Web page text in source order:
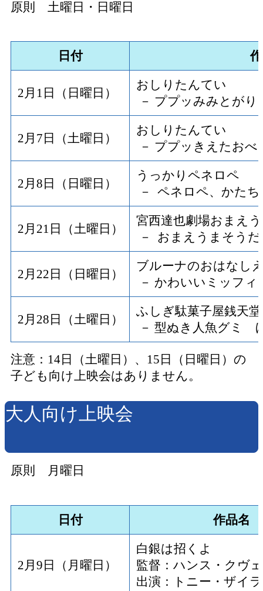
原則 土曜日・日曜日
日付
2月1日（日曜日）
おしりたんてい
－ ププッみみとが
2月7日（土曜日）
おしりたんてい
－ ププッきえたお
2月8日（日曜日）
うっかりペネロペ
－ ペネロペ、かた
2月21日（土曜日）
宮西達也劇場おまえ
－ おまえうまそう
2月22日（日曜日）
ブルーナのおはなし
－ かわいいミッフ
2月28日（土曜日）
ふしぎ駄菓子屋銭天堂
－ 型ぬき人魚グミ
注意：14日（土曜日）、15日（日曜日）の
子ども向け上映会はありません。
大人向け上映会
原則 月曜日
日付 作品名
2月9日（月曜日）
白銀は招くよ
監督：ハンス・クヴ
出演：トニー・ザイ